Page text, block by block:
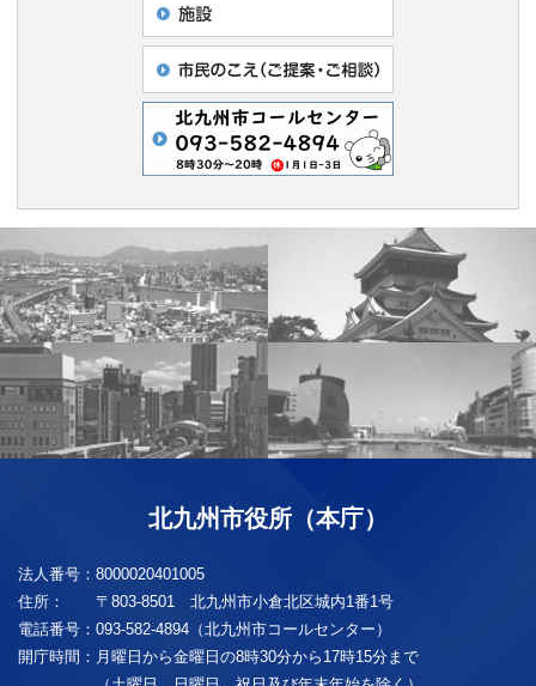
北九州市役所（本庁）
法人番号： 8000020401005
住所：
〒803-8501 北九州市小倉北区城内1番1号
電話番号： 093-582-4894（北九州市コールセンター）
開庁時間： 月曜日から金曜日の8時30分から17時15分まで